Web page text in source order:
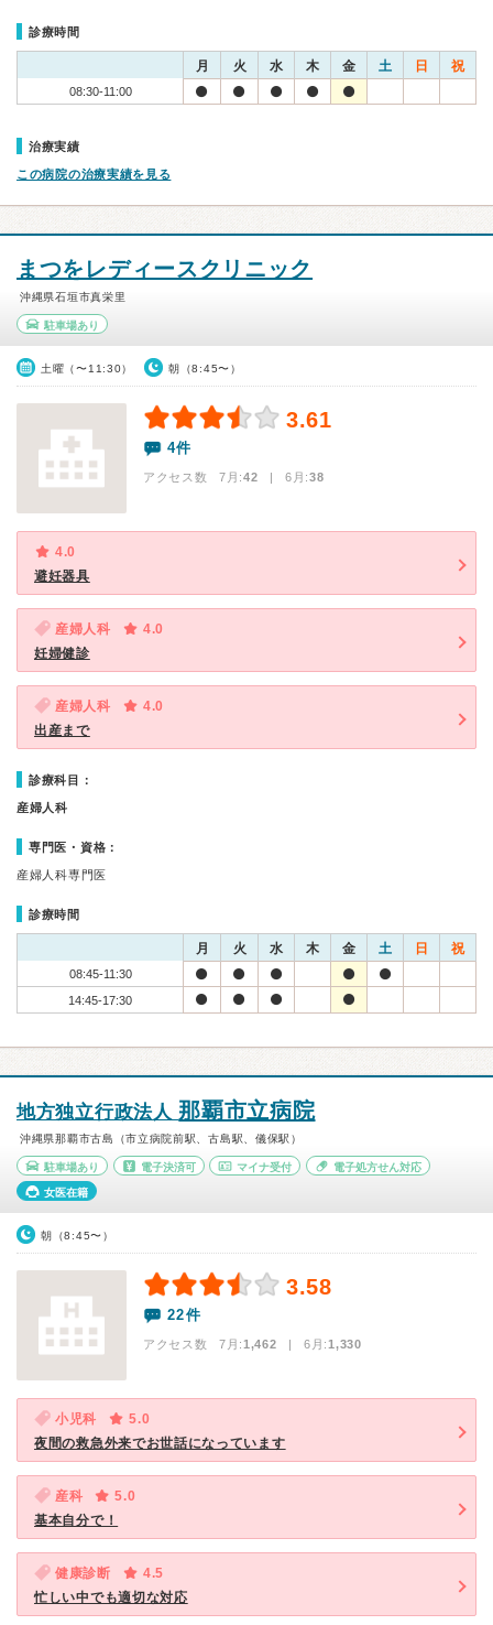
診療時間
月 火 水 木 金 土 日 祝
08:30-11:00
治療実績
この病院の治療実績を見る
まつをレディースクリニック
沖縄県石垣市真栄里
駐車場あり
土曜（〜11:30） 朝（8:45〜）
3.61
4件
アクセス数 7月:42 | 6月:38
4.0
避妊器具
産婦人科
4.0
妊婦健診
産婦人科
4.0
出産まで
診療科目：
産婦人科
専門医・資格：
産婦人科専門医
診療時間
月 火 水 木 金 土 日 祝
08:45-11:30
14:45-17:30
地方独立行政法人那覇市立病院
沖縄県那覇市古島（市立病院前駅、古島駅、儀保駅）
駐車場あり 電子決済可 マイナ受付 電子処方せん対応
女医在籍
朝（8:45〜）
3.58
22件
アクセス数 7月:1,462 | 6月:1,330
小児科
5.0
夜間の救急外来でお世話になっています
産科
5.0
基本自分で！
健康診断
4.5
忙しい中でも適切な対応